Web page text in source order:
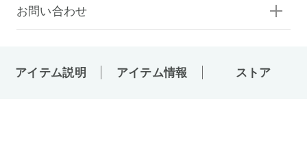
お問い合わせ
アイテム説明 アイテム情報 ストア